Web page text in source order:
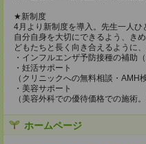
★新制度
4月より新制度を導入。先生一人
自分自身を大切にできるよう、き
どもたちと長く向き合えるように
・インフルエンザ予防接種の補助
・妊活サポート
（クリニックへの無料相談・AMH
・美容サポート
（美容外科での優待価格での施術
ホームページ